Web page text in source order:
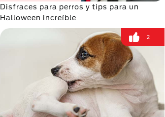
Disfraces para perros y tips para un
Halloween increíble
2